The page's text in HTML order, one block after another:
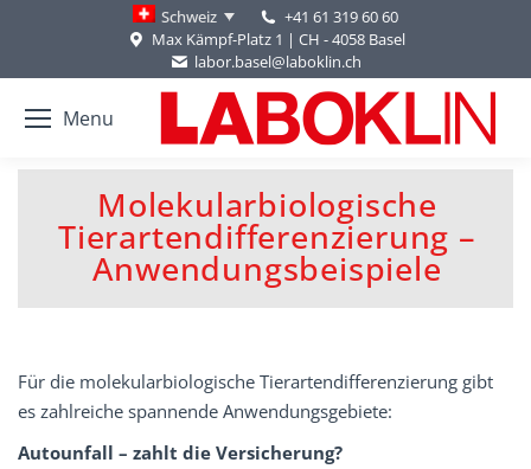
Schweiz
+41 61 319 60 60
Max Kämpf-Platz 1 | CH - 4058 Basel
labor.basel@laboklin.ch
Menu
Molekularbiologische
Tierartendifferenzierung –
Anwendungsbeispiele
You are here:
Für die molekularbiologische Tierartendifferenzierung gibt
es zahlreiche spannende Anwendungsgebiete:
Autounfall – zahlt die Versicherung?